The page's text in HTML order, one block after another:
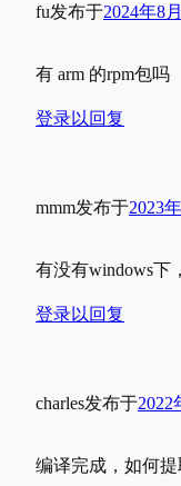
fu发布于2024年8
有 arm 的rpm包吗
登录以回复
mmm发布于2023
有没有windows下
登录以回复
charles发布于2022
编译完成，如何提